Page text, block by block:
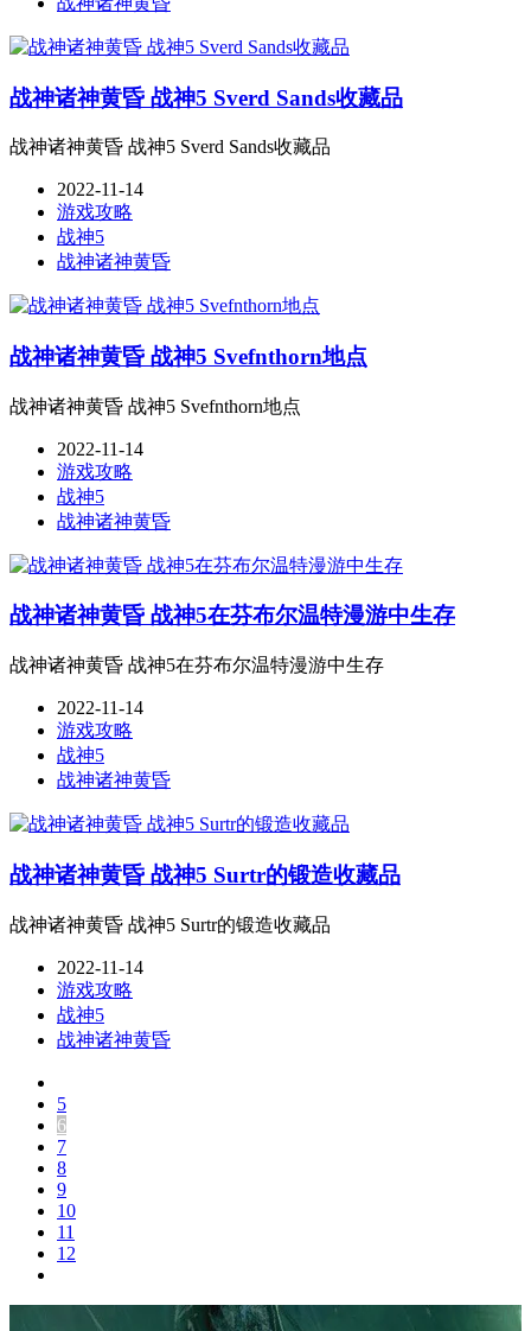
战神诸神黄昏 战神5 Sverd Sands收藏品
战神诸神黄昏 战神5 Sverd Sands收藏品
2022-11-14
游戏攻略
战神5
战神诸神黄昏
战神诸神黄昏 战神5 Svefnthorn地点
战神诸神黄昏 战神5 Svefnthorn地点
2022-11-14
游戏攻略
战神5
战神诸神黄昏
战神诸神黄昏 战神5在芬布尔温特漫游中生存
战神诸神黄昏 战神5在芬布尔温特漫游中生存
2022-11-14
游戏攻略
战神5
战神诸神黄昏
战神诸神黄昏 战神5 Surtr的锻造收藏品
战神诸神黄昏 战神5 Surtr的锻造收藏品
2022-11-14
游戏攻略
战神5
战神诸神黄昏
5
6
7
8
9
10
11
12